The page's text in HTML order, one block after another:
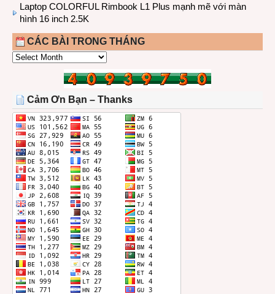
Laptop COLORFUL Rimbook L1 Plus mạnh mẽ với màn
hình 16 inch 2.5K
CÁC BÀI TRONG THÁNG
CÁC
THÁNG
Cảm Ơn Bạn – Thanks